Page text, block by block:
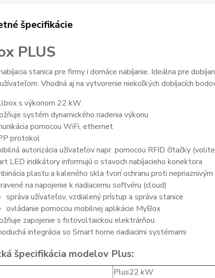
špecifikácie
PLUS
stanica pre firmy i domáce nabíjanie. Ideálna pre
Vhodná aj na vytvorenie niekoľkých dobíjacích
s výkonom 22 kW
systém dynamického riadenia výkonu
pomocou WiFi, ethernet
protokol
autorizácia užívateľov napr. pomocou RFID čítačky
LED indikátory informujú o stavoch nabíjacieho konektora
plastu a kaleného skla tvorí ochranu proti
na napojenie k riadiacemu softvéru (cloud)
správa užívateľov, vzdialený prístup a správa stanice
ovládanie pomocou mobilnej aplikácie MyBox
zapojenie s fotovoltaickou elektrárňou
integrácia so Smart home riadiacimi systémami
špecifikácia modelov Plus:
Plus22 kW